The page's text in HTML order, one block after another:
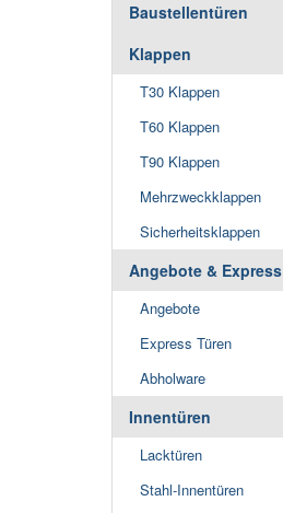
Baustellentüren
Klappen
T30 Klappen
T60 Klappen
T90 Klappen
Mehrzweckklappen
Sicherheitsklappen
Angebote & Express
Angebote
Express Türen
Abholware
Innentüren
Lacktüren
Stahl-Innentüren